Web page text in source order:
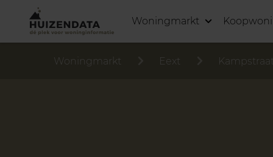
Woningmarkt
Woningmarkt Eext